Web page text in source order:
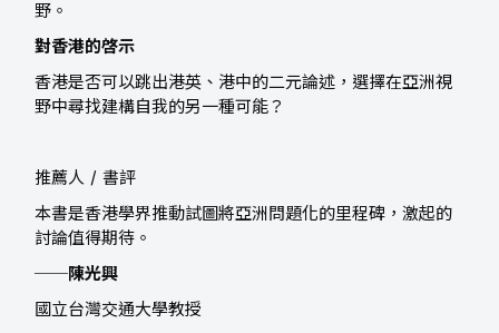
野。
對香港的啓示
香港是否可以跳出港英、港中的二元論述，選擇在亞洲視
野中尋找建構自我的另一種可能？
推薦人 / 書評
本書是香港學界推動試圖將亞洲問題化的里程碑，激起的
討論值得期待。
──陳光興
國立台灣交通大學教授